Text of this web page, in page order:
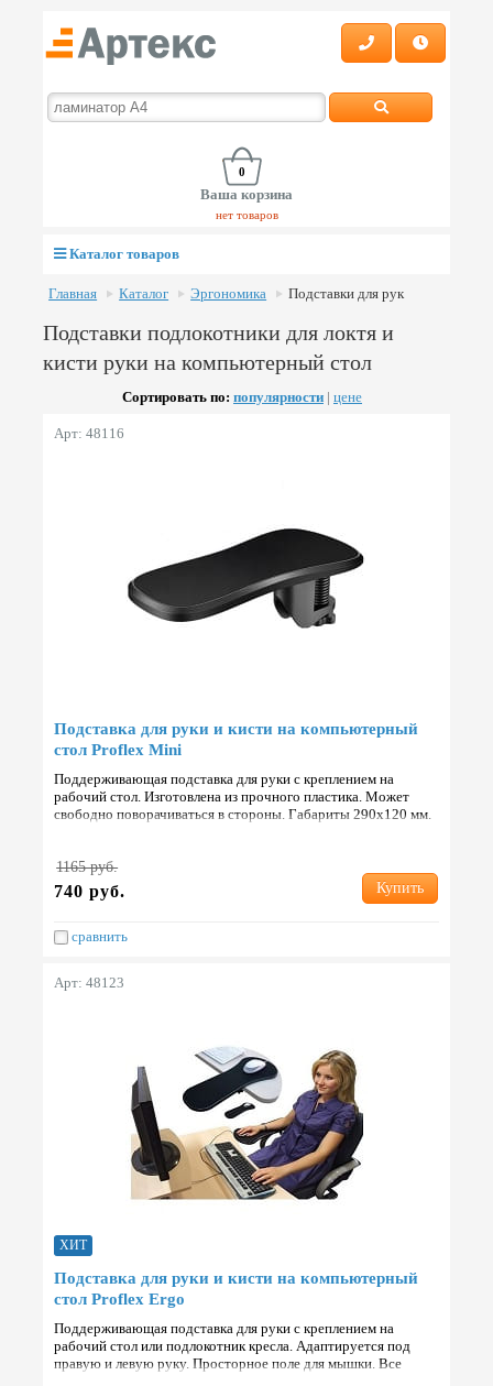
0
Ваша корзина
нет товаров
Каталог товаров
Главная Каталог Эргономика Подставки для рук
Подставки подлокотники для локтя и
кисти руки на компьютерный стол
Сортировать по: популярности | цене
Арт: 48116
Подставка для руки и кисти на компьютерный
стол Proflex Mini
Поддерживающая подставка для руки с креплением на
рабочий стол. Изготовлена из прочного пластика. Может
свободно поворачиваться в стороны. Габариты 290х120 мм.
1165 руб.
740 руб. Купить
сравнить
Арт: 48123
ХИТ
Подставка для руки и кисти на компьютерный
стол Proflex Ergo
Поддерживающая подставка для руки с креплением на
рабочий стол или подлокотник кресла. Адаптируется под
правую и левую руку. Просторное поле для мышки. Все